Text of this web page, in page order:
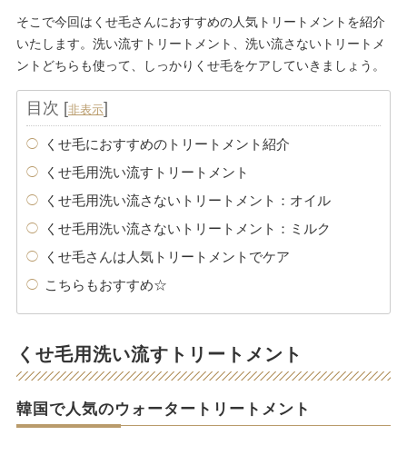
そこで今回はくせ毛さんにおすすめの人気トリートメントを紹介
いたします。洗い流すトリートメント、洗い流さないトリートメ
ントどちらも使って、しっかりくせ毛をケアしていきましょう。
目次 [非表示]
くせ毛におすすめのトリートメント紹介
くせ毛用洗い流すトリートメント
くせ毛用洗い流さないトリートメント：オイル
くせ毛用洗い流さないトリートメント：ミルク
くせ毛さんは人気トリートメントでケア
こちらもおすすめ☆
くせ毛用洗い流すトリートメント
韓国で人気のウォータートリートメント